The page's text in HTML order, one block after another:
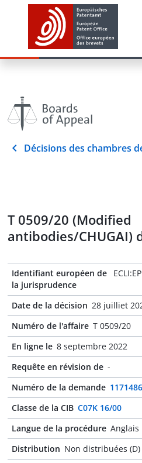
Décisions des chambres
T 0509/20 (Modified
antibodies/CHUGAI)
Identifiant européen de
la jurisprudence
Date de la décision 28 juilliet
Numéro de l'affaire T 0509/20
En ligne le 8 septembre 2022
Requête en révision de -
Numéro de la demande
Classe de la CIB C07K 16/00
Langue de la procédure Anglais
Distribution Non distribuées (D)